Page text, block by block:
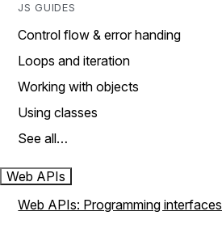
JS GUIDES
Control flow & error handing
Loops and iteration
Working with objects
Using classes
See all…
Web APIs
Web APIs: Programming interfaces